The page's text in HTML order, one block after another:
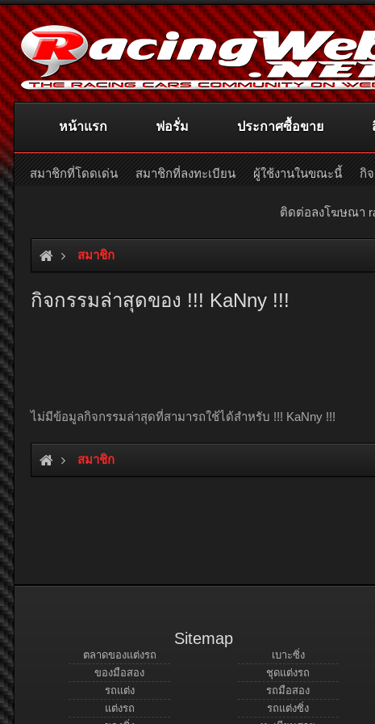
ติดต่อลงโฆษณา
สมาชิก
กิจกรรมล่าสุดของ !!! KaNny !!!
ไม่มีข้อมูลกิจกรรมล่าสุดที่สามารถใช้ได้สำหรับ !!! KaNny !!!
สมาชิก
หน้าแรก ฟอรั่ม ประกาศซื้อขาย
สมาชิกที่โดดเด่น สมาชิกที่ลงทะเบียน ผู้ใช้งานในขณะนี้ กิ
Sitemap
ตลาดของแต่งรถ
ของมือสอง
รถแต่ง
แต่งรถ
เบาะซิ่ง
ชุดแต่งรถ
รถมือสอง
รถแต่งซิ่ง